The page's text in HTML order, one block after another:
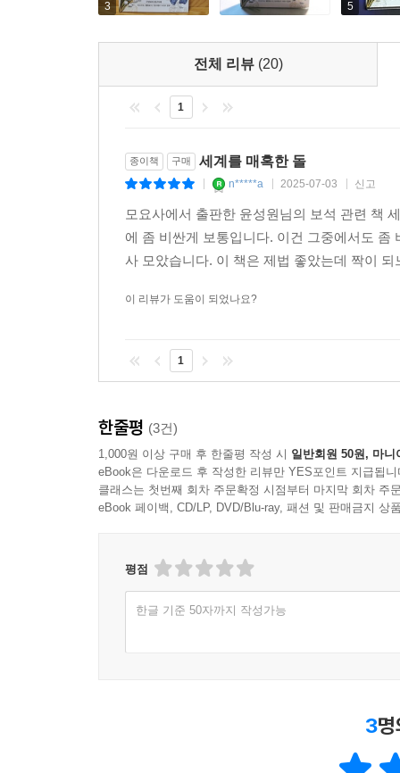
20세기는 주얼리의 황금시대!
20세기 주얼리의 역사는 그야말로 파란만장의
아니기 때문이다. 특히 20세기 초에 창의적인
장식미술사에서는 주얼리의 역사가 소략하게
다루기 까다로운 금속인 플래티넘을 완벽하게
끌어올린 벨에포크 시대의 주얼리, 그리고 주얼
주얼리는 세기말과 세기 초의 인류를 동시에 매
제1차 세계대전이라는 악몽을 겪은 후 기술 문
관심을 받고 있다. 한편 대공황과 제2차 세계대
20세기를 전쟁의 시기로 기억하게 만든 두 차례
참신한 디자인을 탄생시켰다. 또 제2차 세계대
가장 먼저 개발하는 쾌거를 올리기도 했다.
이 주얼리의 황금시대는 럭셔리 주얼리 브랜드
살아남을 수 있었던 비결, 미래를 내다보는 안목,
주얼리의 위엄도 색다른 관전 포인트가 될 것이
지속 가능성과 윤리적 채굴의 핵심 이슈
보석에서도 예외는 아니다. 블러드 다이아몬드
영향을 끼쳤다. 천연 다이아몬드와 구분조차 어
3 5
전체 리뷰 (20)
1
종이책 구매 세계를 매혹한 돌
n*****a 2025-07-03 신고
모요사에서 출판한 윤성원님의 보석 관련 책
에 좀 비싼게 보통입니다. 이건 그중에서도
사 모았습니다. 이 책은 제법 좋았는데 짝이
이 리뷰가 도움이 되었나요?
1
한줄평 (3건)
1,000원 이상 구매 후 한줄평 작성 시 일반회원 50원, 마니
eBook은 다운로드 후 작성한 리뷰만 YES포인트 지급됩니
클래스는 첫번째 회차 주문확정 시점부터 마지막 회차 주
eBook 페이백, CD/LP, DVD/Blu-ray, 패션 및 판매금지 상
평점
한글 기준 50자까지 작성가능
3